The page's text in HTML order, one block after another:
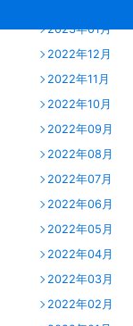
2023年01月
2022年12月
2022年11月
2022年10月
2022年09月
2022年08月
2022年07月
2022年06月
2022年05月
2022年04月
2022年03月
2022年02月